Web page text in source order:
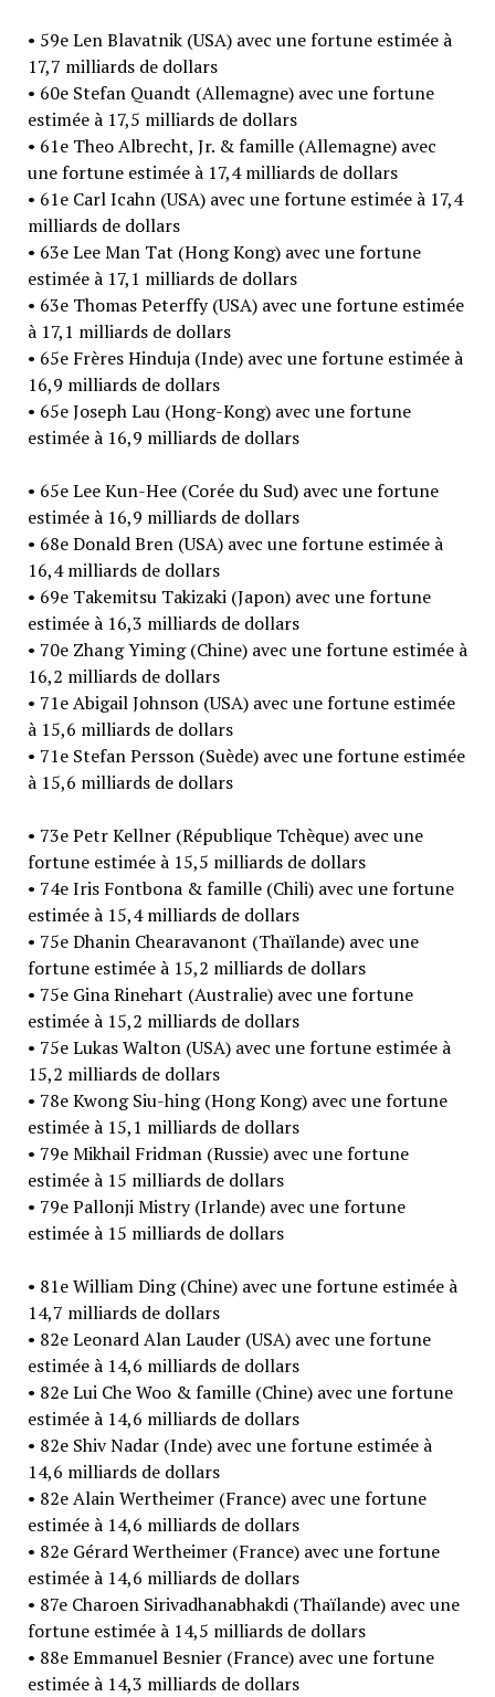
• 59e Len Blavatnik (USA) avec une fortune estimée à
17,7 milliards de dollars
• 60e Stefan Quandt (Allemagne) avec une fortune
estimée à 17,5 milliards de dollars
• 61e Theo Albrecht, Jr. & famille (Allemagne) avec
une fortune estimée à 17,4 milliards de dollars
• 61e Carl Icahn (USA) avec une fortune estimée à 17,4
milliards de dollars
• 63e Lee Man Tat (Hong Kong) avec une fortune
estimée à 17,1 milliards de dollars
• 63e Thomas Peterffy (USA) avec une fortune estimée
à 17,1 milliards de dollars
• 65e Frères Hinduja (Inde) avec une fortune estimée à
16,9 milliards de dollars
• 65e Joseph Lau (Hong-Kong) avec une fortune
estimée à 16,9 milliards de dollars
• 65e Lee Kun-Hee (Corée du Sud) avec une fortune
estimée à 16,9 milliards de dollars
• 68e Donald Bren (USA) avec une fortune estimée à
16,4 milliards de dollars
• 69e Takemitsu Takizaki (Japon) avec une fortune
estimée à 16,3 milliards de dollars
• 70e Zhang Yiming (Chine) avec une fortune estimée à
16,2 milliards de dollars
• 71e Abigail Johnson (USA) avec une fortune estimée
à 15,6 milliards de dollars
• 71e Stefan Persson (Suède) avec une fortune estimée
à 15,6 milliards de dollars
• 73e Petr Kellner (République Tchèque) avec une
fortune estimée à 15,5 milliards de dollars
• 74e Iris Fontbona & famille (Chili) avec une fortune
estimée à 15,4 milliards de dollars
• 75e Dhanin Chearavanont (Thaïlande) avec une
fortune estimée à 15,2 milliards de dollars
• 75e Gina Rinehart (Australie) avec une fortune
estimée à 15,2 milliards de dollars
• 75e Lukas Walton (USA) avec une fortune estimée à
15,2 milliards de dollars
• 78e Kwong Siu-hing (Hong Kong) avec une fortune
estimée à 15,1 milliards de dollars
• 79e Mikhail Fridman (Russie) avec une fortune
estimée à 15 milliards de dollars
• 79e Pallonji Mistry (Irlande) avec une fortune
estimée à 15 milliards de dollars
• 81e William Ding (Chine) avec une fortune estimée à
14,7 milliards de dollars
• 82e Leonard Alan Lauder (USA) avec une fortune
estimée à 14,6 milliards de dollars
• 82e Lui Che Woo & famille (Chine) avec une fortune
estimée à 14,6 milliards de dollars
• 82e Shiv Nadar (Inde) avec une fortune estimée à
14,6 milliards de dollars
• 82e Alain Wertheimer (France) avec une fortune
estimée à 14,6 milliards de dollars
• 82e Gérard Wertheimer (France) avec une fortune
estimée à 14,6 milliards de dollars
• 87e Charoen Sirivadhanabhakdi (Thaïlande) avec une
fortune estimée à 14,5 milliards de dollars
• 88e Emmanuel Besnier (France) avec une fortune
estimée à 14,3 milliards de dollars